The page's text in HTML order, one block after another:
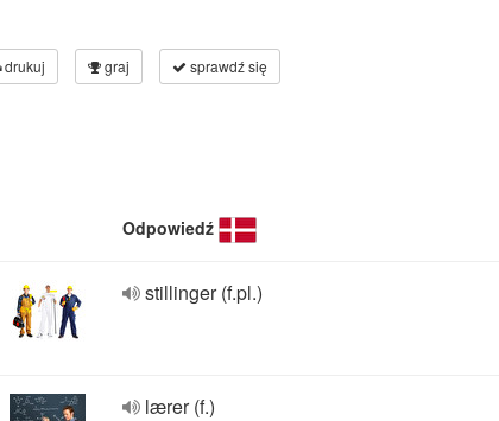
drukuj graj sprawdź się
Odpowiedź
stillinger (f.pl.)
lærer (f.)